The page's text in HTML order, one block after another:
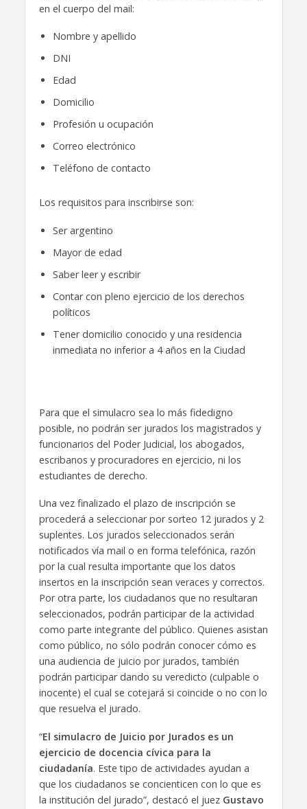
en el cuerpo del mail:
Nombre y apellido
DNI
Edad
Domicilio
Profesión u ocupación
Correo electrónico
Teléfono de contacto
Los requisitos para inscribirse son:
Ser argentino
Mayor de edad
Saber leer y escribir
Contar con pleno ejercicio de los derechos
políticos
Tener domicilio conocido y una residencia
inmediata no inferior a 4 años en la Ciudad
Para que el simulacro sea lo más fidedigno
posible, no podrán ser jurados los magistrados y
funcionarios del Poder Judicial, los abogados,
escribanos y procuradores en ejercicio, ni los
estudiantes de derecho.
Una vez finalizado el plazo de inscripción se
procederá a seleccionar por sorteo 12 jurados y 2
suplentes. Los jurados seleccionados serán
notificados vía mail o en forma telefónica, razón
por la cual resulta importante que los datos
insertos en la inscripción sean veraces y correctos.
Por otra parte, los ciudadanos que no resultaran
seleccionados, podrán participar de la actividad
como parte integrante del público. Quienes asistan
como público, no sólo podrán conocer cómo es
una audiencia de juicio por jurados, también
podrán participar dando su veredicto (culpable o
inocente) el cual se cotejará si coincide o no con lo
que resuelva el jurado.
“El simulacro de Juicio por Jurados es un
ejercicio de docencia cívica para la
ciudadanía. Este tipo de actividades ayudan a
que los ciudadanos se concienticen con lo que es
la institución del jurado”, destacó el juez Gustavo